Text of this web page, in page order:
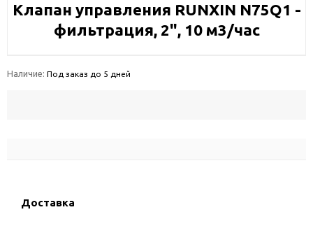
Клапан управления RUNXIN N75Q1 -
фильтрация, 2", 10 м3/час
Наличие: Под заказ до 5 дней
Доставка